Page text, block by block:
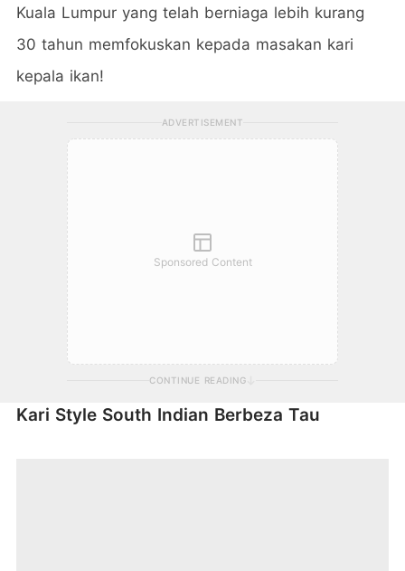
Kuala Lumpur yang telah berniaga lebih kurang
30 tahun memfokuskan kepada masakan kari
kepala ikan!
ADVERTISEMENT
Sponsored Content
CONTINUE READING
Kari Style South Indian Berbeza Tau